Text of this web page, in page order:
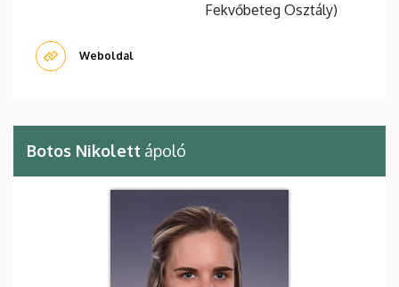
Fekvőbeteg Osztály)
Weboldal
Botos Nikolett ápoló